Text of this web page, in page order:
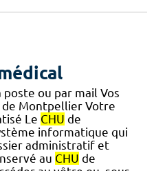
ou par mail Vos
de Montpellier Votre
Le CHU de
informatique qui
administratif et
au CHU de